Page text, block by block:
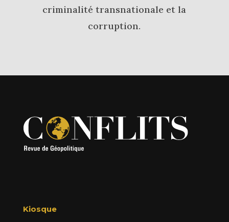
criminalité transnationale et la
corruption.
Kiosque